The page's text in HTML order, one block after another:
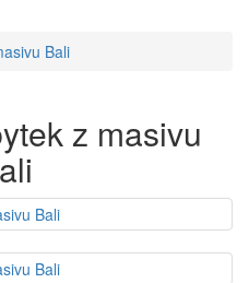
Bali
z masivu